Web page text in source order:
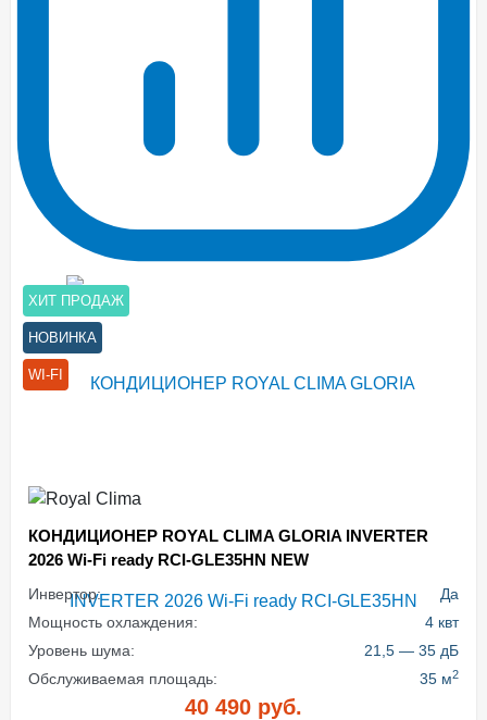
ХИТ ПРОДАЖ
НОВИНКА
WI-FI
КОНДИЦИОНЕР ROYAL CLIMA GLORIA INVERTER
2026 Wi-Fi ready RCI-GLE35HN NEW
Инвертор:
Да
Мощность охлаждения:
4 квт
Уровень шума:
21,5 — 35 дБ
Обслуживаемая площадь:
35 м2
40 490 руб.